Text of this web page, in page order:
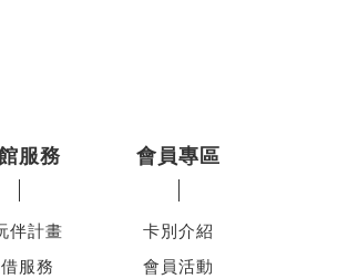
服務
伴計畫
服務
會員專區
卡別介紹
會員活動